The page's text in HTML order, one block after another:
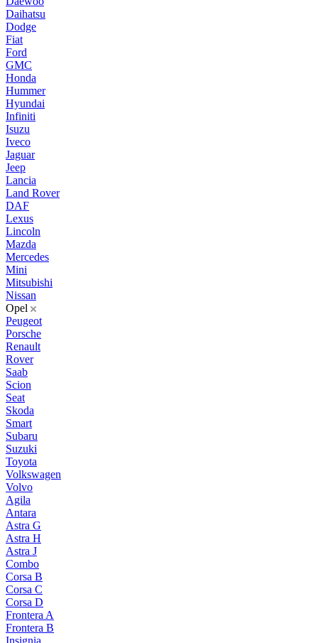
Daihatsu
Dodge
Fiat
Ford
GMC
Honda
Hummer
Hyundai
Infiniti
Isuzu
Iveco
Jaguar
Jeep
Lancia
Land Rover
DAF
Lexus
Lincoln
Mazda
Mercedes
Mini
Mitsubishi
Nissan
Opel
Peugeot
Porsche
Renault
Rover
Saab
Scion
Seat
Skoda
Smart
Subaru
Suzuki
Toyota
Volkswagen
Volvo
Agila
Antara
Astra G
Astra H
Astra J
Combo
Corsa B
Corsa C
Corsa D
Frontera A
Frontera B
Insignia